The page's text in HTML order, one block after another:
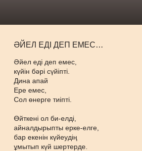
ӘЙЕЛ ЕДІ ДЕП ЕМЕС…
Әйел еді деп емес,
күйін бәрі сүйіпті.
Дина апай
Ере емес,
Сол өнерге тиіпті.
Өйткені ол би-елді,
айналдырыпты ерке-елге,
бар екенін күйеудің
ұмытып күй шертерде.